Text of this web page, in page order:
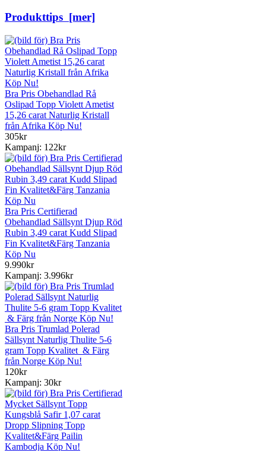
Produkttips [mer]
Bra Pris Obehandlad Rå
Oslipad Topp Violett Ametist
15,26 carat Naturlig Kristall
från Afrika Köp Nu!
305kr
Kampanj: 122kr
Bra Pris Certifierad
Obehandlad Sällsynt Djup Röd
Rubin 3,49 carat Kudd Slipad
Fin Kvalitet&Färg Tanzania
Köp Nu
9.990kr
Kampanj: 3.996kr
Bra Pris Trumlad Polerad
Sällsynt Naturlig Thulite 5-6
gram Topp Kvalitet & Färg
från Norge Köp Nu!
120kr
Kampanj: 30kr